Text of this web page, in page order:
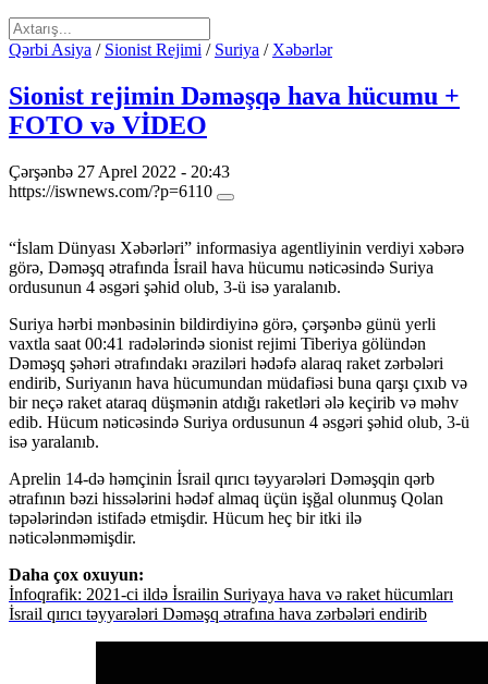
Qərbi Asiya / Sionist Rejimi / Suriya / Xəbərlər
Sionist rejimin Dəməşqə hava hücumu +
FOTO və VİDEO
Çərşənbə 27 Aprel 2022 - 20:43
https://iswnews.com/?p=6110
“İslam Dünyası Xəbərləri” informasiya agentliyinin verdiyi xəbərə
görə, Dəməşq ətrafında İsrail hava hücumu nəticəsində Suriya
ordusunun 4 əsgəri şəhid olub, 3-ü isə yaralanıb.
Suriya hərbi mənbəsinin bildirdiyinə görə, çərşənbə günü yerli
vaxtla saat 00:41 radələrində sionist rejimi Tiberiya gölündən
Dəməşq şəhəri ətrafındakı əraziləri hədəfə alaraq raket zərbələri
endirib, Suriyanın hava hücumundan müdafiəsi buna qarşı çıxıb və
bir neçə raket ataraq düşmənin atdığı raketləri ələ keçirib və məhv
edib. Hücum nəticəsində Suriya ordusunun 4 əsgəri şəhid olub, 3-ü
isə yaralanıb.
Aprelin 14-də həmçinin İsrail qırıcı təyyarələri Dəməşqin qərb
ətrafının bəzi hissələrini hədəf almaq üçün işğal olunmuş Qolan
təpələrindən istifadə etmişdir. Hücum heç bir itki ilə
nəticələnməmişdir.
Daha çox oxuyun:
İnfoqrafik: 2021-ci ildə İsrailin Suriyaya hava və raket hücumları
İsrail qırıcı təyyarələri Dəməşq ətrafına hava zərbələri endirib